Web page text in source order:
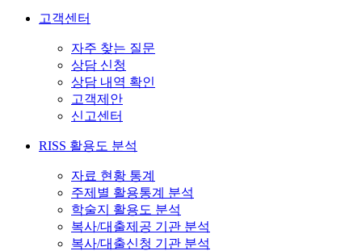
고객센터
자주 찾는 질문
상담 신청
상담 내역 확인
고객제안
신고센터
RISS 활용도 분석
자료 현황 통계
주제별 활용통계 분석
학술지 활용도 분석
복사/대출제공 기관 분석
복사/대출신청 기관 분석